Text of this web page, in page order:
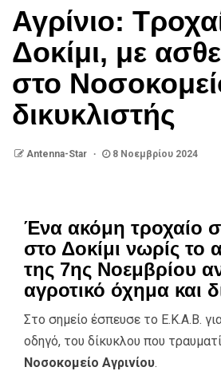
Αγρίνιο:
Δοκίμι, με
στο
δικυκλιστής
Antenna-Star 8 Νοεμβρίου 2024
Ένα ακόμη τροχαίο
στο Δοκίμι νωρίς το
της 7ης Νοεμβρίου
αγροτικό όχημα και
Στο σημείο έσπευσε το Ε.Κ.Α.Β.
οδηγό, του δίκυκλου που
Νοσοκομείο Αγρινίου.